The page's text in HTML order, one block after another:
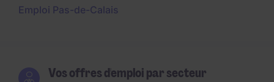
Emploi Pas-de-Calais
Vos offres d'emploi par secteur